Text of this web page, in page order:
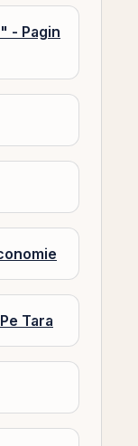
- Pagin
Tara